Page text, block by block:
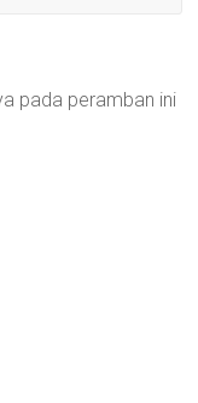
pada peramban ini